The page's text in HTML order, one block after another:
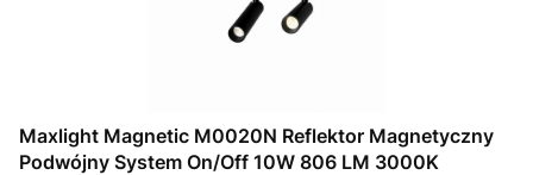
Maxlight Magnetic M0020N Reflektor Magnetyczny
Podwójny System On/Off 10W 806 LM 3000K